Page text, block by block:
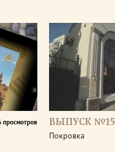
просмотров ВЫПУСК №15
Покровка